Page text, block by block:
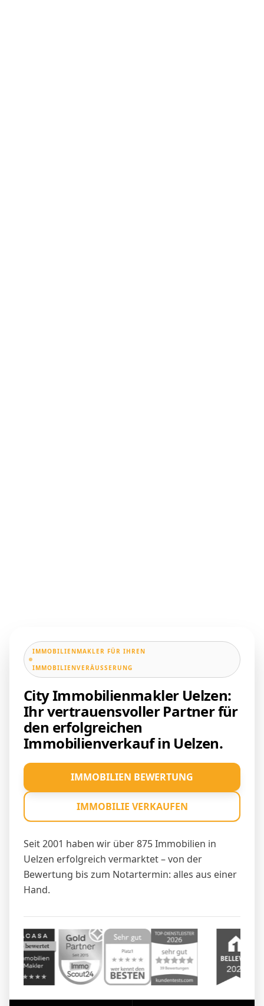
IMMOBILIENMAKLER FÜR IHREN
IMMOBILIENVERÄUSSERUNG
City Immobilienmakler Uelzen:
Ihr vertrauensvoller Partner für
den erfolgreichen
Immobilienverkauf in Uelzen.
Seit 2001 haben wir über 875 Immobilien in
Uelzen erfolgreich vermarktet – von der
Bewertung bis zum Notartermin: alles aus einer
Hand.
IMMOBILIEN BEWERTUNG
IMMOBILIE VERKAUFEN